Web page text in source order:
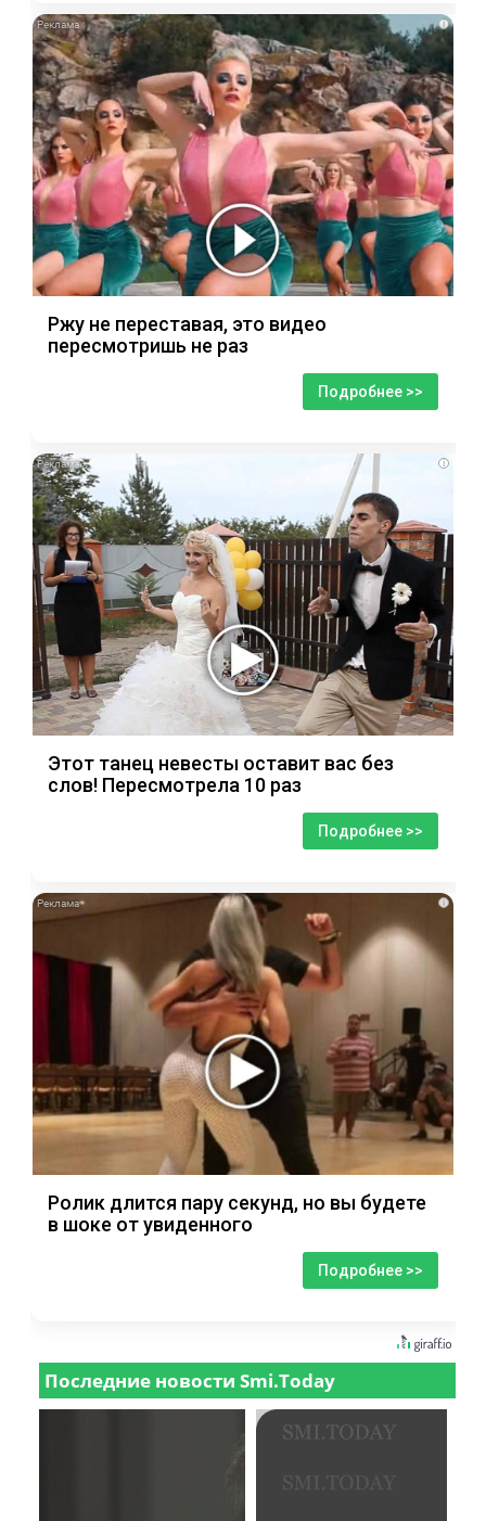
i
Ржу не переставая, это видео
пересмотришь не раз
Подробнее >>
i
Этот танец невесты оставит вас без
слов! Пересмотрела 10 раз
Подробнее >>
i
Ролик длится пару секунд, но вы будете
в шоке от увиденного
Подробнее >>